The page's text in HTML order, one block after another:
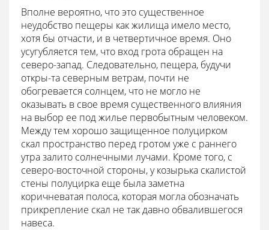
Вполне вероятно, что это существенное
неудобство пещеры как жилища имело место,
хотя бы отчасти, и в четвертичное время. Оно
усугубляется тем, что вход грота обращен на
северо-запад. Следовательно, пещера, будучи
откры-та северным ветрам, почти не
обогревается солнцем, что не могло не
оказывать в свое время существенного влияния
на выбор ее под жилье первобытным человеком.
Между тем хорошо защищенное полуцирком
скал пространство перед гротом уже с раннего
утра залито солнечными лучами. Кроме того, с
северо-восточной стороны, у козырька скалистой
стены полуцирка еще была заметна
коричневатая полоса, которая могла обозначать
прикрепление скал не так давно обвалившегося
навеса.